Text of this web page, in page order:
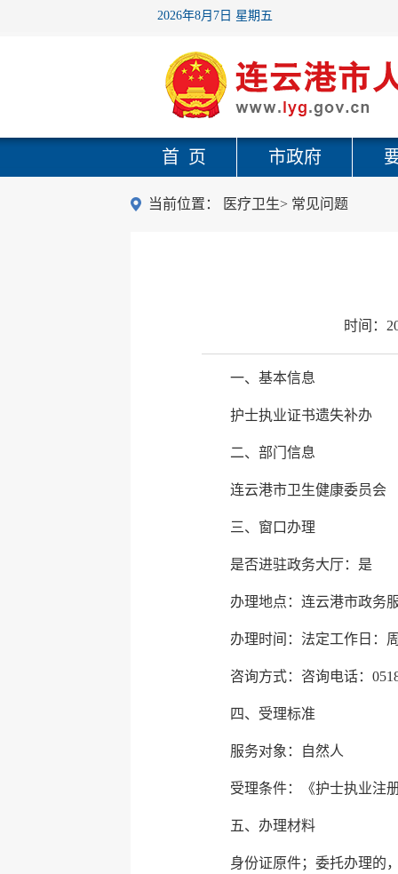
2026年8月7日 星期五
首 页 市政府
当前位置： 医疗卫生> 常见问题
时间：
一、基本信息
护士执业证书遗失补办
二、部门信息
连云港市卫生健康委员会
三、窗口办理
是否进驻政务大厅：是
办理地点：连云港市政务
办理时间：法定工作日：
咨询方式：咨询电话：
四、受理标准
服务对象：自然人
受理条件：《护士执业注
五、办理材料
身份证原件；委托办理的